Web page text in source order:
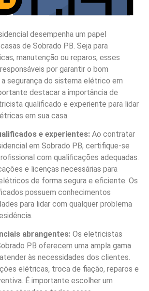
desempenha um papel
de Sobrado PB. Seja para
manutenção ou reparos, esses
por garantir o bom
segurança do sistema elétrico em
destacar a importância de
qualificado e experiente para lidar
em sua casa.
e experientes: Ao contratar
em Sobrado PB, certifique-se
com qualificações adequadas.
e licenças necessárias para
de forma segura e eficiente. Os
possuem conhecimentos
para lidar com qualquer problema
abrangentes: Os eletricistas
PB oferecem uma ampla gama
às necessidades dos clientes.
elétricas, troca de fiação, reparos e
É importante escolher um